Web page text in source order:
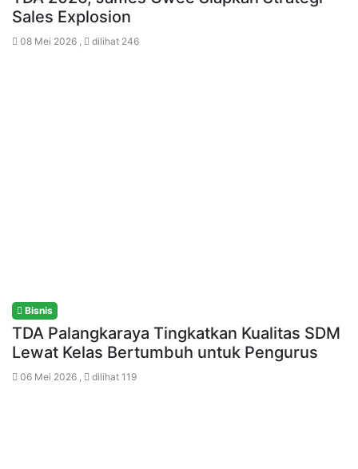
Sales Explosion
08 Mei 2026 , dilihat 246
Bisnis
TDA Palangkaraya Tingkatkan Kualitas SDM
Lewat Kelas Bertumbuh untuk Pengurus
06 Mei 2026 , dilihat 119